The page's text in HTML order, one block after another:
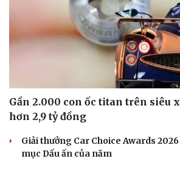
Gần 2.000 con ốc titan trên siêu
hơn 2,9 tỷ đồng
Giải thưởng Car Choice Awards
mục Dấu ấn của năm